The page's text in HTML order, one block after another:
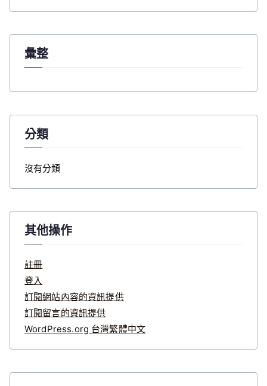
r
彙整
分類
沒有分類
其他操作
註冊
登入
訂閱網站內容的資訊提供
訂閱留言的資訊提供
WordPress.org 台灣繁體中文